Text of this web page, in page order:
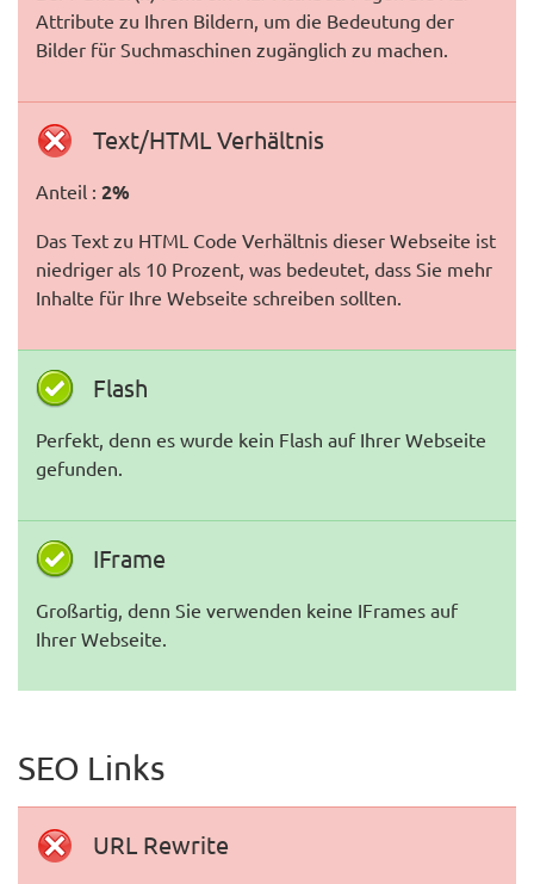
Attribute zu Ihren Bildern, um die Bedeutung der
Bilder für Suchmaschinen zugänglich zu machen.
Text/HTML Verhältnis
Anteil : 2%
Das Text zu HTML Code Verhältnis dieser Webseite ist
niedriger als 10 Prozent, was bedeutet, dass Sie mehr
Inhalte für Ihre Webseite schreiben sollten.
Flash
Perfekt, denn es wurde kein Flash auf Ihrer Webseite
gefunden.
IFrame
Großartig, denn Sie verwenden keine IFrames auf
Ihrer Webseite.
SEO Links
URL Rewrite